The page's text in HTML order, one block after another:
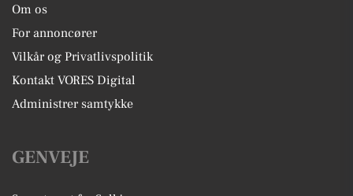
Om os
For annoncører
Vilkår og Privatlivspolitik
Kontakt VORES Digital
Administrer samtykke
GENVEJE